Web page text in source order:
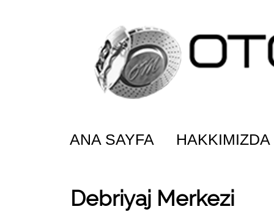
ANA SAYFA HAKKIMIZDA
Debriyaj Merkezi